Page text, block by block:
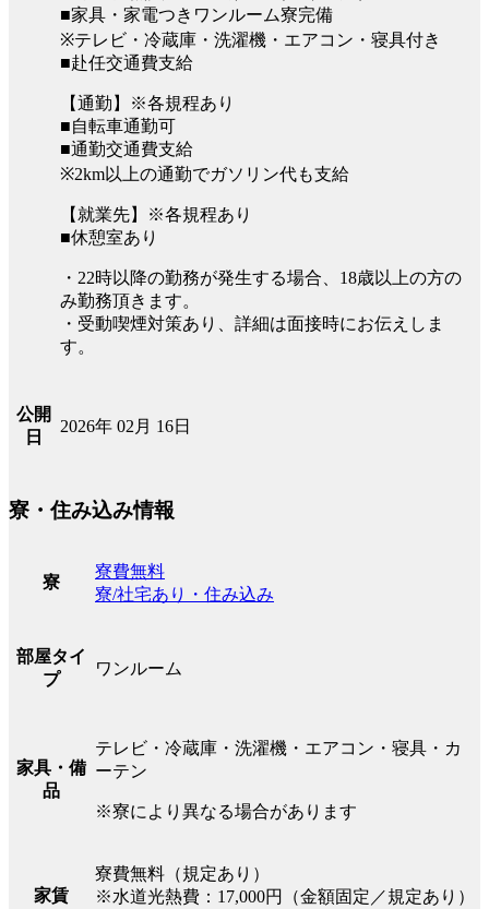
■家具・家電つきワンルーム寮完備
※テレビ・冷蔵庫・洗濯機・エアコン・寝具付き
■赴任交通費支給
【通勤】※各規程あり
■自転車通勤可
■通勤交通費支給
※2km以上の通勤でガソリン代も支給
【就業先】※各規程あり
■休憩室あり
・22時以降の勤務が発生する場合、18歳以上の方の
み勤務頂きます。
・受動喫煙対策あり、詳細は面接時にお伝えしま
す。
公開
日
2026年 02月 16日
寮・住み込み情報
寮
寮費無料
寮/社宅あり・住み込み
部屋タイ
プ
ワンルーム
家具・備
品
テレビ・冷蔵庫・洗濯機・エアコン・寝具・カ
ーテン
※寮により異なる場合があります
家賃
寮費無料（規定あり）
※水道光熱費：17,000円（金額固定／規定あり）